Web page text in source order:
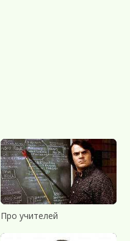
Про учителей